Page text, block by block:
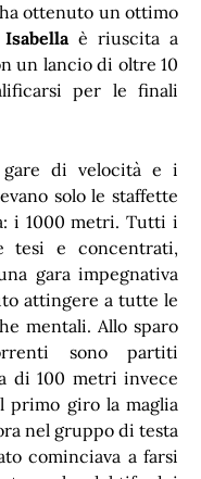
ottenuto un ottimo
è riuscita a
un lancio di oltre 10
per le finali
di velocità e i
solo le staffette
i 1000 metri. Tutti i
tesi e concentrati,
gara impegnativa
attingere a tutte le
mentali. Allo sparo
sono partiti
di 100 metri invece
primo giro la maglia
nel gruppo di testa
cominciava a farsi